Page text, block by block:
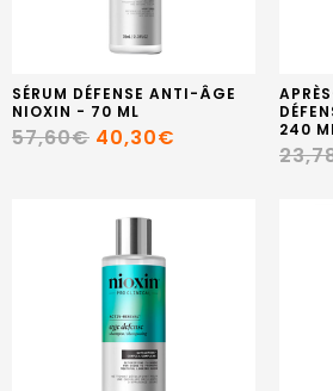
SÉRUM DÉFENSE ANTI-ÂGE
NIOXIN - 70 ML
57,60€ 40,30€
240